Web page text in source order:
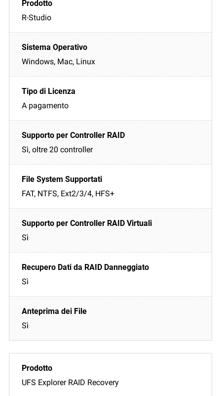
R-Studio
Windows, Mac, Linux
A pagamento
Sì, oltre 20 controller
FAT, NTFS, Ext2/3/4, HFS+
Sì
Sì
Sì
UFS Explorer RAID Recovery